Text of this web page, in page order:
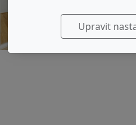
Upravit